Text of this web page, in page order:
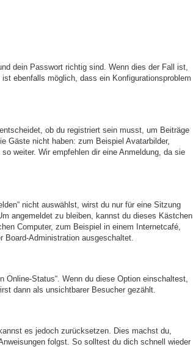
dein Passwort richtig sind. Wenn dies der Fall ist,
ebenfalls möglich, dass ein Konfigurationsproblem
ob du registriert sein musst, um Beiträge
Gäste nicht haben: zum Beispiel Avatarbilder,
weiter. Wir empfehlen dir eine Anmeldung, da sie
nicht auswählst, wirst du nur für eine Sitzung
angemeldet zu bleiben, kannst du dieses Kästchen
Computer, zum Beispiel in einem Internetcafé,
Administration ausgeschaltet.
Online-Status“. Wenn du diese Option einschaltest,
dann als unsichtbarer Besucher gezählt.
es jedoch zurücksetzen. Dies machst du,
folgst. So solltest du dich schnell wieder